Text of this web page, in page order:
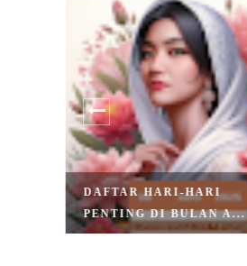
DAFTAR HARI-HARI
PENTING DI BULAN A...